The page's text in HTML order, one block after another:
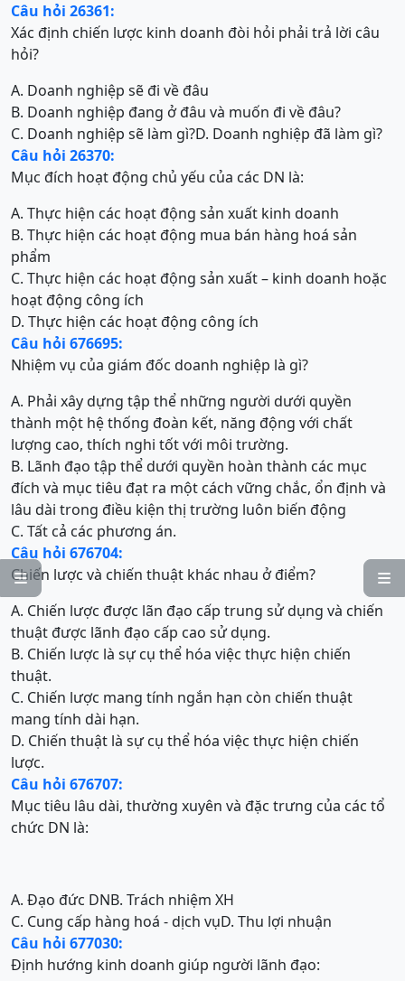


Câu hỏi 26361:
Xác định chiến lược kinh doanh đòi hỏi phải trả lời câu
hỏi?
A. Doanh nghiệp sẽ đi về đâu
B. Doanh nghiệp đang ở đâu và muốn đi về đâu?
C. Doanh nghiệp sẽ làm gì?D. Doanh nghiệp đã làm gì?
Câu hỏi 26370:
Mục đích hoạt động chủ yếu của các DN là:
A. Thực hiện các hoạt động sản xuất kinh doanh
B. Thực hiện các hoạt động mua bán hàng hoá sản
phẩm
C. Thực hiện các hoạt động sản xuất – kinh doanh hoặc
hoạt động công ích
D. Thực hiện các hoạt động công ích
Câu hỏi 676695:
Nhiệm vụ của giám đốc doanh nghiệp là gì?
A. Phải xây dựng tập thể những người dưới quyền
thành một hệ thống đoàn kết, năng động với chất
lượng cao, thích nghi tốt với môi trường.
B. Lãnh đạo tập thể dưới quyền hoàn thành các mục
đích và mục tiêu đạt ra một cách vững chắc, ổn định và
lâu dài trong điều kiện thị trường luôn biến động
C. Tất cả các phương án.
Câu hỏi 676704:
Chiến lược và chiến thuật khác nhau ở điểm?
A. Chiến lược được lãn đạo cấp trung sử dụng và chiến
thuật được lãnh đạo cấp cao sử dụng.
B. Chiến lược là sự cụ thể hóa việc thực hiện chiến
thuật.
C. Chiến lược mang tính ngắn hạn còn chiến thuật
mang tính dài hạn.
D. Chiến thuật là sự cụ thể hóa việc thực hiện chiến
lược.
Câu hỏi 676707:
Mục tiêu lâu dài, thường xuyên và đặc trưng của các tổ
chức DN là:
A. Đạo đức DNB. Trách nhiệm XH
C. Cung cấp hàng hoá - dịch vụD. Thu lợi nhuận
Câu hỏi 677030:
Định hướng kinh doanh giúp người lãnh đạo: